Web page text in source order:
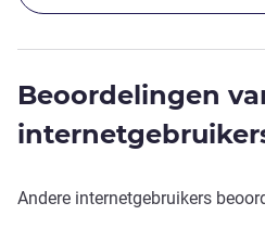
Beoordelingen
Andere internetgebruikers